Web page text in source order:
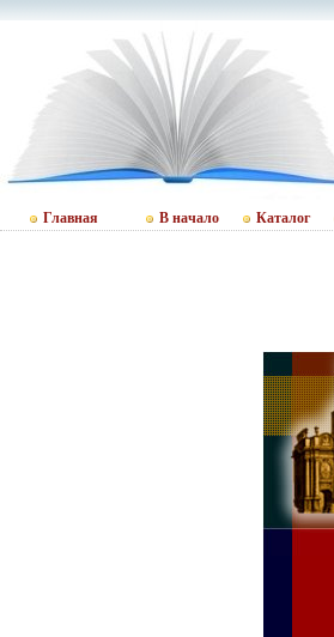
Главная В начало Каталог